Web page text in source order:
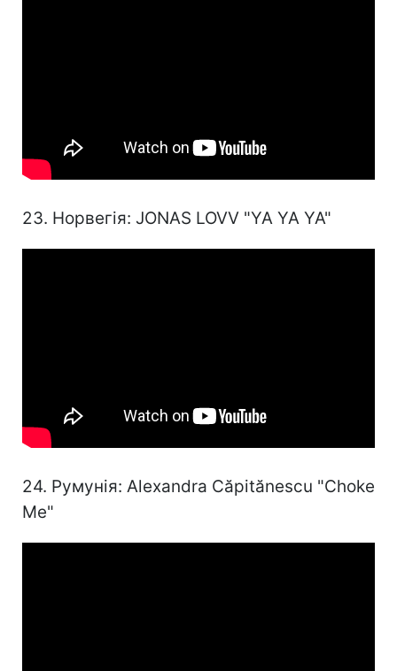
23. Норвегія: JONAS LOVV "YA YA YA"
24. Румунія: Alexandra Căpitănescu "Choke
Me"